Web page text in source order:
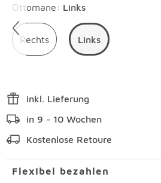
Ottomane: Links
Rechts Links
inkl. Lieferung
in 9 - 10 Wochen
Kostenlose Retoure
Flexibel bezahlen